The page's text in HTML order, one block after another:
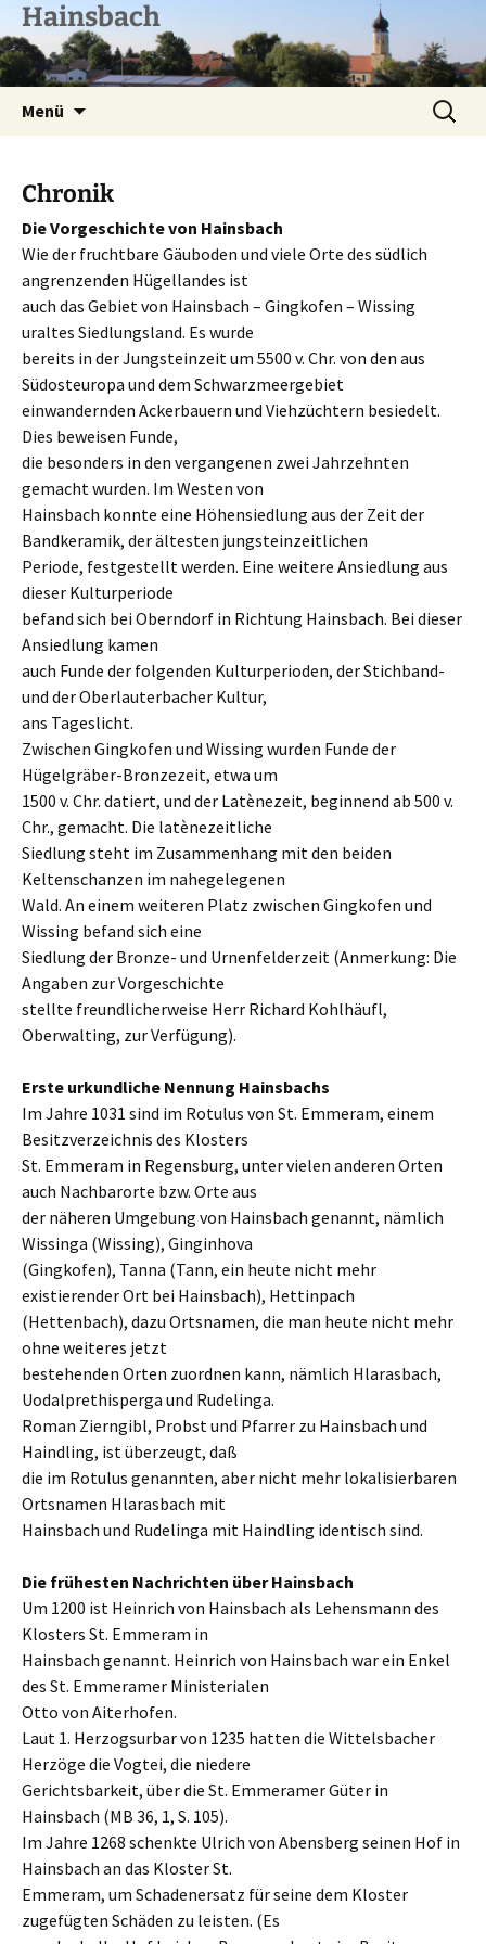
Zum
Inhalt
springen
Hainsbach
Menü
Suchen
nach:
Chronik
Die Vorgeschichte von Hainsbach
Wie der fruchtbare Gäuboden und viele Orte des südlich
angrenzenden Hügellandes ist
auch das Gebiet von Hainsbach – Gingkofen – Wissing
uraltes Siedlungsland. Es wurde
bereits in der Jungsteinzeit um 5500 v. Chr. von den aus
Südosteuropa und dem Schwarzmeergebiet
einwandernden Ackerbauern und Viehzüchtern besiedelt.
Dies beweisen Funde,
die besonders in den vergangenen zwei Jahrzehnten
gemacht wurden. Im Westen von
Hainsbach konnte eine Höhensiedlung aus der Zeit der
Bandkeramik, der ältesten jungsteinzeitlichen
Periode, festgestellt werden. Eine weitere Ansiedlung aus
dieser Kulturperiode
befand sich bei Oberndorf in Richtung Hainsbach. Bei dieser
Ansiedlung kamen
auch Funde der folgenden Kulturperioden, der Stichband-
und der Oberlauterbacher Kultur,
ans Tageslicht.
Zwischen Gingkofen und Wissing wurden Funde der
Hügelgräber-Bronzezeit, etwa um
1500 v. Chr. datiert, und der Latènezeit, beginnend ab 500 v.
Chr., gemacht. Die latènezeitliche
Siedlung steht im Zusammenhang mit den beiden
Keltenschanzen im nahegelegenen
Wald. An einem weiteren Platz zwischen Gingkofen und
Wissing befand sich eine
Siedlung der Bronze- und Urnenfelderzeit (Anmerkung: Die
Angaben zur Vorgeschichte
stellte freundlicherweise Herr Richard Kohlhäufl,
Oberwalting, zur Verfügung).
Erste urkundliche Nennung Hainsbachs
Im Jahre 1031 sind im Rotulus von St. Emmeram, einem
Besitzverzeichnis des Klosters
St. Emmeram in Regensburg, unter vielen anderen Orten
auch Nachbarorte bzw. Orte aus
der näheren Umgebung von Hainsbach genannt, nämlich
Wissinga (Wissing), Ginginhova
(Gingkofen), Tanna (Tann, ein heute nicht mehr
existierender Ort bei Hainsbach), Hettinpach
(Hettenbach), dazu Ortsnamen, die man heute nicht mehr
ohne weiteres jetzt
bestehenden Orten zuordnen kann, nämlich Hlarasbach,
Uodalprethisperga und Rudelinga.
Roman Zierngibl, Probst und Pfarrer zu Hainsbach und
Haindling, ist überzeugt, daß
die im Rotulus genannten, aber nicht mehr lokalisierbaren
Ortsnamen Hlarasbach mit
Hainsbach und Rudelinga mit Haindling identisch sind.
Die frühesten Nachrichten über Hainsbach
Um 1200 ist Heinrich von Hainsbach als Lehensmann des
Klosters St. Emmeram in
Hainsbach genannt. Heinrich von Hainsbach war ein Enkel
des St. Emmeramer Ministerialen
Otto von Aiterhofen.
Laut 1. Herzogsurbar von 1235 hatten die Wittelsbacher
Herzöge die Vogtei, die niedere
Gerichtsbarkeit, über die St. Emmeramer Güter in
Hainsbach (MB 36, 1, S. 105).
Im Jahre 1268 schenkte Ulrich von Abensberg seinen Hof in
Hainsbach an das Kloster St.
Emmeram, um Schadenersatz für seine dem Kloster
zugefügten Schäden zu leisten. (Es